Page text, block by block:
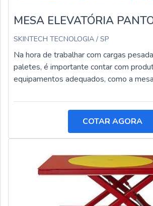
MESA ELEVATÓRIA
SKINTECH TECNOLOGIA / SP
Na hora de trabalhar com cargas
paletes, é importante contar com
equipamentos adequados, como a
COTAR AGORA